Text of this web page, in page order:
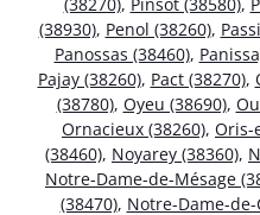
(38930), Penol (38260),
Panossas (38460),
Pajay (38260), Pact (38270),
(38780), Oyeu (38690),
Ornacieux (38260), Oris-
(38460), Noyarey (38360),
Notre-Dame-de-Mésage
(38470), Notre-Dame-